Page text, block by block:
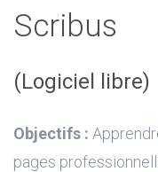
Scribus
(Logiciel libre)
Objectifs :
pages